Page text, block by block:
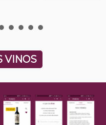
VINOS